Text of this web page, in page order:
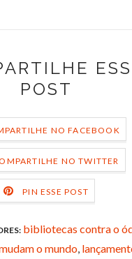
POST
NO FACEBOOK
NO TWITTER
PIN ESSE POST
bibliotecas contra o
o mundo,